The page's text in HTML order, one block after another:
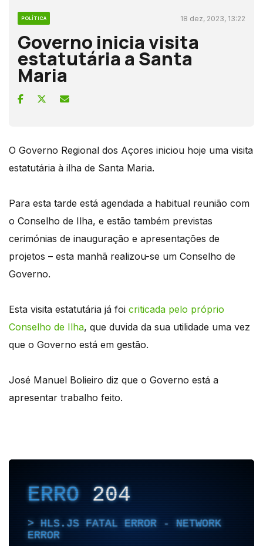
POLÍTICA 18 dez, 2023, 13:22
Governo inicia visita
estatutária a Santa
Maria
O Governo Regional dos Açores iniciou hoje uma visita
estatutária à ilha de Santa Maria.
Para esta tarde está agendada a habitual reunião com
o Conselho de Ilha, e estão também previstas
cerimónias de inauguração e apresentações de
projetos – esta manhã realizou-se um Conselho de
Governo.
Esta visita estatutária já foi criticada pelo próprio
Conselho de Ilha, que duvida da sua utilidade uma vez
que o Governo está em gestão.
José Manuel Bolieiro diz que o Governo está a
apresentar trabalho feito.